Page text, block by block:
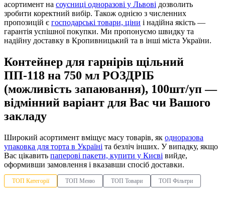
асортимент на соусниці одноразові у Львові дозволить
зробити коректний вибір. Також однією з численних
пропозицій є господарські товари, ціни і надійна якість —
гарантія успішної покупки. Ми пропонуємо швидку та
надійну доставку в Кропивницький та в інші міста України.
Контейнер для гарнірів щільний
ПП-118 на 750 мл РОЗДРІБ
(можливість запаювання), 100шт/уп —
відмінний варіант для Вас чи Вашого
закладу
Широкий асортимент вміщує масу товарів, як одноразова
упаковка для торта в Україні та безліч інших. У випадку, якщо
Вас цікавить паперові пакети, купити у Києві вийде,
оформивши замовлення і вказавши спосіб доставки.
ТОП Категорії ТОП Меню ТОП Товари ТОП Фільтри